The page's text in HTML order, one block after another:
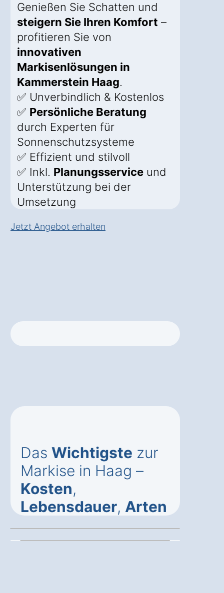
Genießen Sie Schatten und
steigern Sie Ihren Komfort –
profitieren Sie von
innovativen
Markisenlösungen in
Kammerstein Haag.
✅ Unverbindlich & Kostenlos
✅ Persönliche Beratung
durch Experten für
Sonnenschutzsysteme
✅ Effizient und stilvoll
✅ Inkl. Planungsservice und
Unterstützung bei der
Umsetzung
Jetzt Angebot erhalten
Das Wichtigste zur
Markise in Haag –
Kosten,
Lebensdauer, Arten